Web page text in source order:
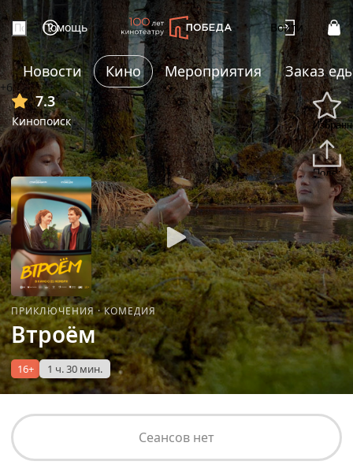
Помощь Войти
Новости Кино Мероприятия
Заказ
7.3
Кинопоиск
+6
ПРИКЛЮЧЕНИЯ·КОМЕДИЯ
Втроём
16+ 1 ч. 30 мин.
Сеансов нет